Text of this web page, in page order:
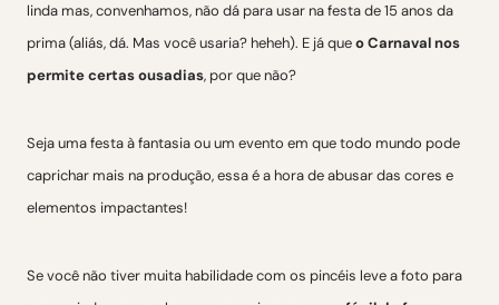
linda mas, convenhamos, não dá para usar na festa de 15 anos da
prima (aliás, dá. Mas você usaria? heheh). E já queo Carnaval nos
permite certas ousadias, por que não?
Seja uma festa à fantasia ou um evento em que todo mundo pode
caprichar mais na produção, essa é a hora de abusar das cores e
elementos impactantes!
Se você não tiver muita habilidade com os pincéis leve a foto para